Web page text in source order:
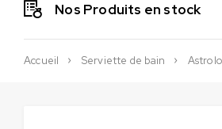
Nos Produits en stock
Accueil Serviette de bain